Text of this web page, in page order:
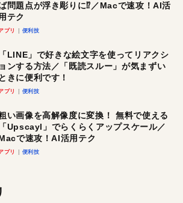
問題点が浮き彫りに⁉︎／Macで速攻！AI活
テク
プリ 便利技
「LINE」で好きな絵文字を使ってリアクシ
ョンする方法／「既読スルー」が気まずい
ときに便利です！
プリ 便利技
い画像を高解像度に変換！ 無料で使える
「Upscayl」でらくらくアップスケール／
で速攻！AI活用テク
プリ 便利技